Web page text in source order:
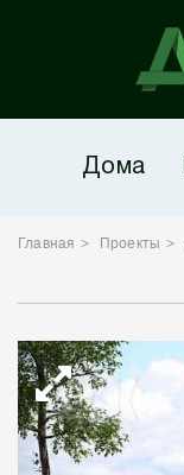
Дома
Главная Проекты